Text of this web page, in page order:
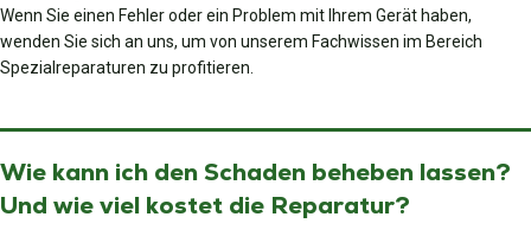
Wenn Sie einen Fehler oder ein Problem mit Ihrem Gerät haben,
wenden Sie sich an uns, um von unserem Fachwissen im Bereich
Spezialreparaturen zu profitieren.
Wie kann ich den Schaden beheben lassen?
Und wie viel kostet die Reparatur?